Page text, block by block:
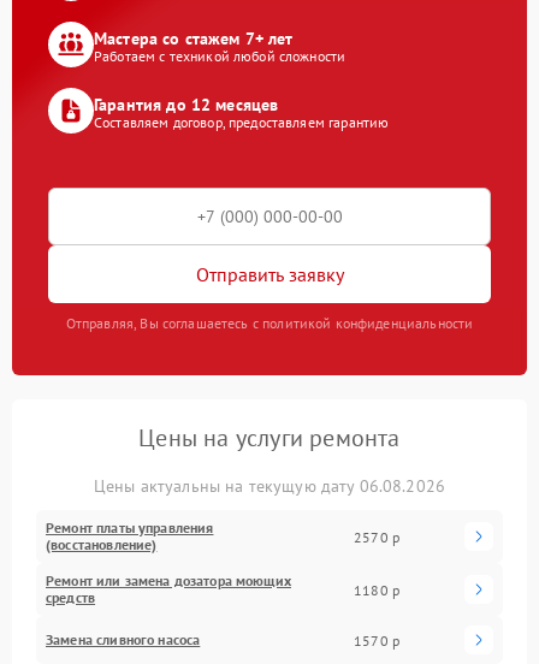
Мастера со стажем 7+ лет
Работаем с техникой любой сложности
Гарантия до 12 месяцев
Составляем договор, предоставляем гарантию
Отправить заявку
Отправляя, Вы соглашаетесь с политикой конфиденциальности
Цены на услуги ремонта
Цены актуальны на текущую дату 06.08.2026
Ремонт платы управления
(восстановление)
2570 р
Ремонт или замена дозатора моющих
средств
1180 р
Замена сливного насоса 1570 р